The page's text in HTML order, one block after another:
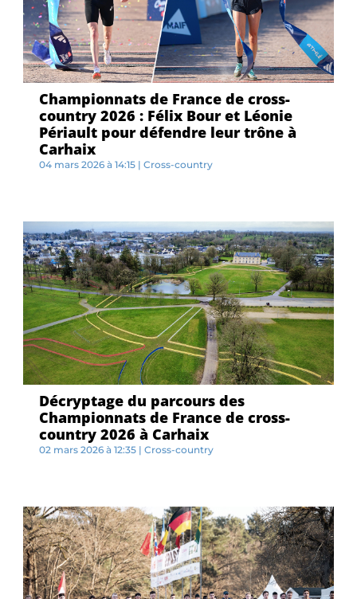
Championnats de France de cross-
country 2026 : Félix Bour et Léonie
Périault pour défendre leur trône à
Carhaix
04 mars 2026 à 14:15 | Cross-country
Décryptage du parcours des
Championnats de France de cross-
country 2026 à Carhaix
02 mars 2026 à 12:35 | Cross-country